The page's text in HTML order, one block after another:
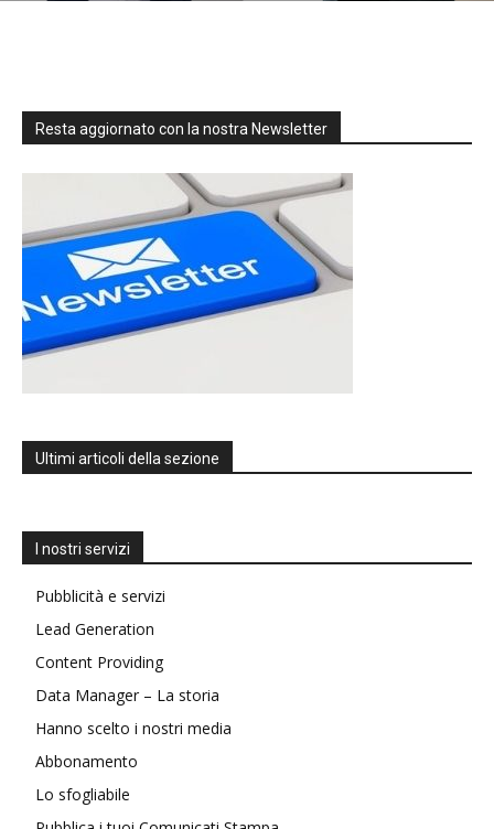
Resta aggiornato con la nostra Newsletter
Ultimi articoli della sezione
I nostri servizi
Pubblicità e servizi
Lead Generation
Content Providing
Data Manager – La storia
Hanno scelto i nostri media
Abbonamento
Lo sfogliabile